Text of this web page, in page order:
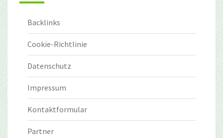
Backlinks
Cookie-Richtlinie
Datenschutz
Impressum
Kontaktformular
Partner